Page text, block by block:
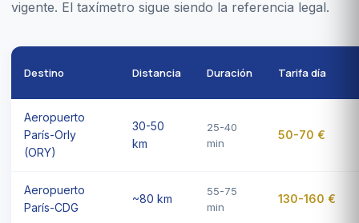
vigente. El taxímetro sigue siendo la referencia legal.
Destino Distancia Duración Tarifa día
Aeropuerto
París-Orly
(ORY)
30-50
km
25-40
min
50-70 €
Aeropuerto
París-CDG
~80 km
55-75
min
130-160 €